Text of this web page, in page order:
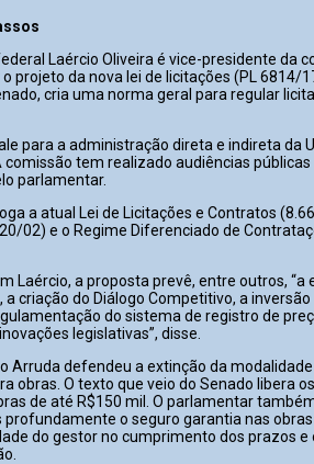
Laércio Oliveira é vice-presidente da
projeto da nova lei de licitações (PL 6814/
cria uma norma geral para regular
para a administração direta e indireta da
comissão tem realizado audiências
parlamentar.
a atual Lei de Licitações e Contratos
02) e o Regime Diferenciado de
Laércio, a proposta prevê, entre outros, “a
a criação do Diálogo Competitivo, a
do sistema de registro de
legislativas”, disse.
Arruda defendeu a extinção da
obras. O texto que veio do Senado libera
de até R$150 mil. O parlamentar
profundamente o seguro garantia nas obras
do gestor no cumprimento dos prazos e